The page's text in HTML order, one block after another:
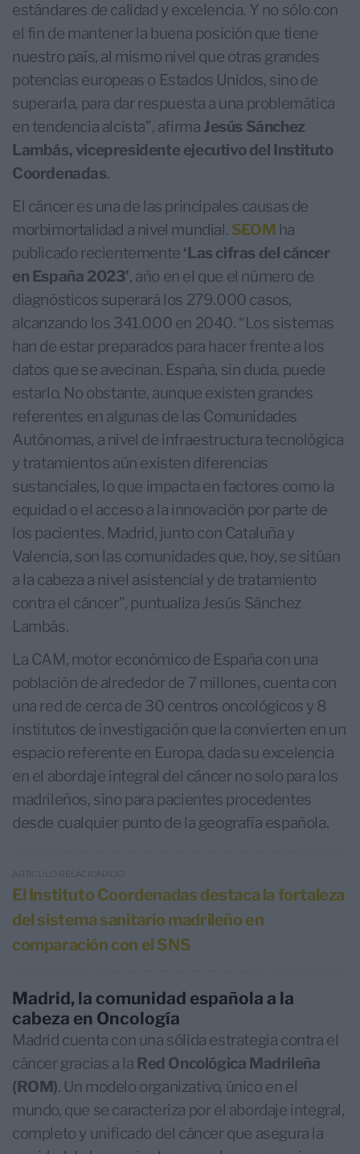
estándares de calidad y excelencia. Y no sólo con
el fin de mantener la buena posición que tiene
nuestro país, al mismo nivel que otras grandes
potencias europeas o Estados Unidos, sino de
superarla, para dar respuesta a una problemática
en tendencia alcista”, afirma Jesús Sánchez
Lambás, vicepresidente ejecutivo del Instituto
Coordenadas.
El cáncer es una de las principales causas de
morbimortalidad a nivel mundial. SEOM ha
publicado recientemente ‘Las cifras del cáncer
en España 2023’, año en el que el número de
diagnósticos superará los 279.000 casos,
alcanzando los 341.000 en 2040. “Los sistemas
han de estar preparados para hacer frente a los
datos que se avecinan. España, sin duda, puede
estarlo. No obstante, aunque existen grandes
referentes en algunas de las Comunidades
Autónomas, a nivel de infraestructura tecnológica
y tratamientos aún existen diferencias
sustanciales, lo que impacta en factores como la
equidad o el acceso a la innovación por parte de
los pacientes. Madrid, junto con Cataluña y
Valencia, son las comunidades que, hoy, se sitúan
a la cabeza a nivel asistencial y de tratamiento
contra el cáncer”, puntualiza Jesús Sánchez
Lambás.
La CAM, motor económico de España con una
población de alrededor de 7 millones, cuenta con
una red de cerca de 30 centros oncológicos y 8
institutos de investigación que la convierten en un
espacio referente en Europa, dada su excelencia
en el abordaje integral del cáncer no solo para los
madrileños, sino para pacientes procedentes
desde cualquier punto de la geografía española.
ARTÍCULO RELACIONADO
El Instituto Coordenadas destaca la fortaleza
del sistema sanitario madrileño en
comparación con el SNS
Madrid, la comunidad española a la
cabeza en Oncología
Madrid cuenta con una sólida estrategia contra el
cáncer gracias a la Red Oncológica Madrileña
(ROM). Un modelo organizativo, único en el
mundo, que se caracteriza por el abordaje integral,
completo y unificado del cáncer que asegura la